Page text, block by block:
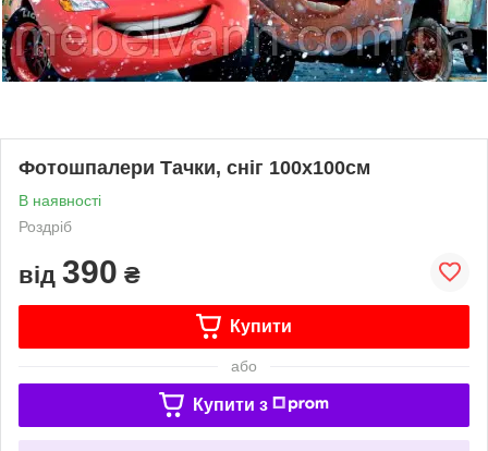
Фотошпалери Тачки, сніг 100х100см
В наявності
Роздріб
від 390 ₴
Купити
або
Купити з